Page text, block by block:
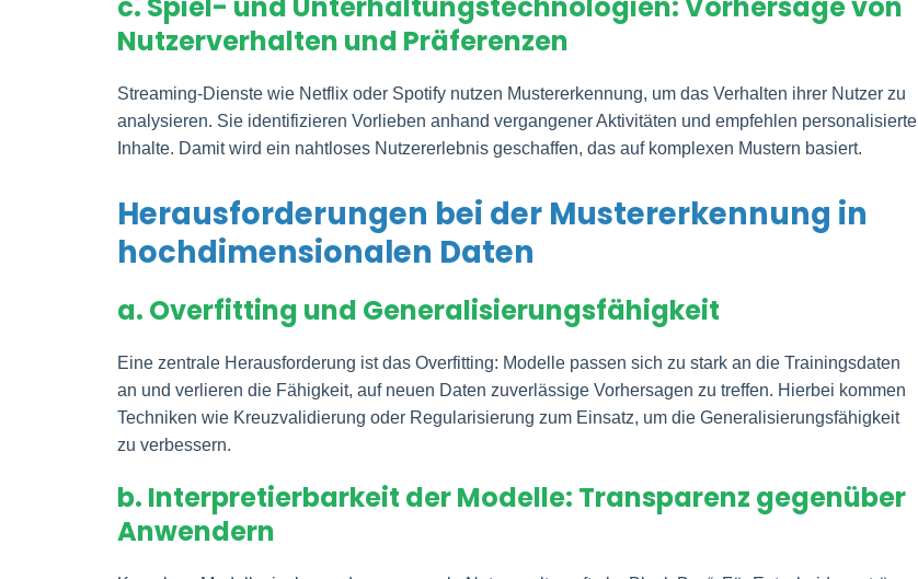
Nutzerverhalten und Präferenzen
Streaming-Dienste wie Netflix oder Spotify nutzen Mustererkennung, um das Verhalten ihrer Nutzer zu
analysieren. Sie identifizieren Vorlieben anhand vergangener Aktivitäten und empfehlen personalisierte
Inhalte. Damit wird ein nahtloses Nutzererlebnis geschaffen, das auf komplexen Mustern basiert.
Herausforderungen bei der Mustererkennung in
hochdimensionalen Daten
a. Overfitting und Generalisierungsfähigkeit
Eine zentrale Herausforderung ist das Overfitting: Modelle passen sich zu stark an die Trainingsdaten
an und verlieren die Fähigkeit, auf neuen Daten zuverlässige Vorhersagen zu treffen. Hierbei kommen
Techniken wie Kreuzvalidierung oder Regularisierung zum Einsatz, um die Generalisierungsfähigkeit
zu verbessern.
b. Interpretierbarkeit der Modelle: Transparenz gegenüber
Anwendern